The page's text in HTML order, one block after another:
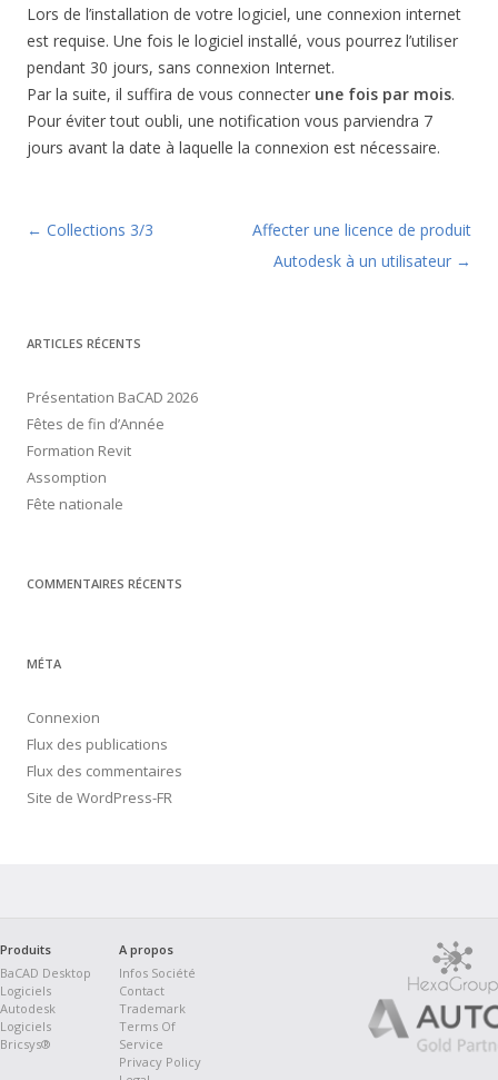
Lors de l’installation de votre logiciel, une connexion internet
est requise. Une fois le logiciel installé, vous pourrez l’utiliser
pendant 30 jours, sans connexion Internet.
Par la suite, il suffira de vous connecter une fois par mois.
Pour éviter tout oubli, une notification vous parviendra 7
jours avant la date à laquelle la connexion est nécessaire.
Navigation des articles
← Collections 3/3
Affecter une licence de produit
Autodesk à un utilisateur →
ARTICLES RÉCENTS
Présentation BaCAD 2026
Fêtes de fin d’Année
Formation Revit
Assomption
Fête nationale
COMMENTAIRES RÉCENTS
MÉTA
Connexion
Flux des publications
Flux des commentaires
Site de WordPress-FR
Produits
BaCAD Desktop
Logiciels
Autodesk
Logiciels
Bricsys®
A propos
Infos Société
Contact
Trademark
Terms Of
Service
Privacy Policy